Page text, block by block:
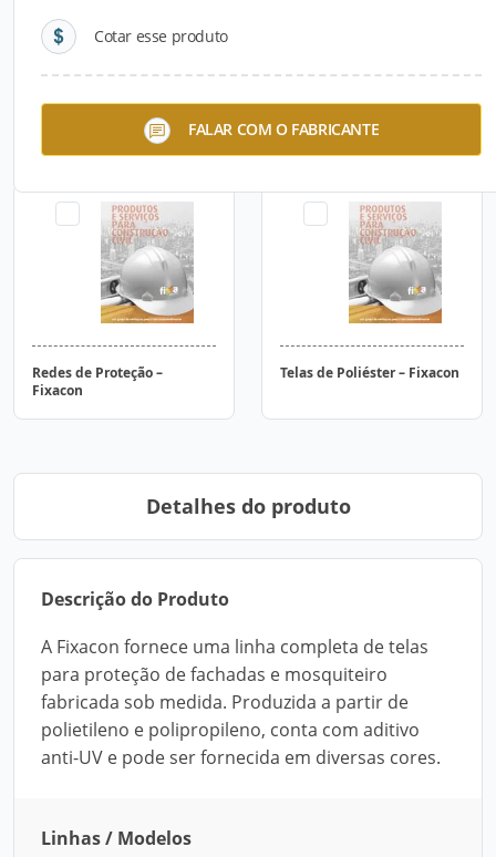
Cotar esse produto
FALAR COM O FABRICANTE
Protetores para Muros –
Fixacon
Redes de Proteção –
Fixacon
Telas de Poliéster – Fixacon
Detalhes do produto
Descrição do Produto
A Fixacon fornece uma linha completa de telas
para proteção de fachadas e mosquiteiro
fabricada sob medida. Produzida a partir de
polietileno e polipropileno, conta com aditivo
anti-UV e pode ser fornecida em diversas cores.
Linhas / Modelos